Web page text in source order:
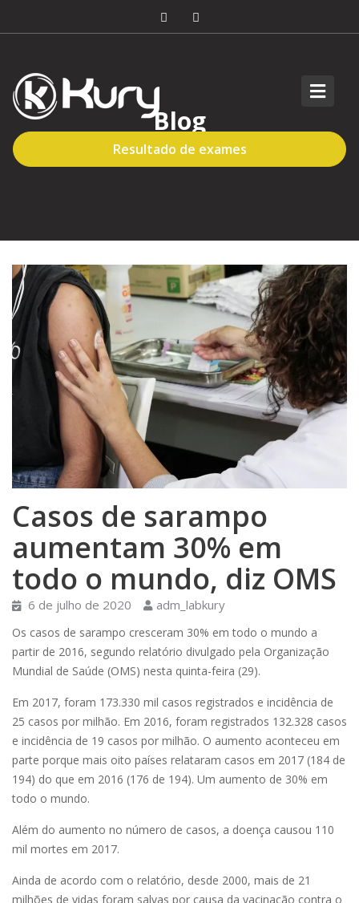
Resultado de exames
Blog
Casos de sarampo
aumentam 30% em
todo o mundo, diz OMS
6 de julho de 2020 adm_labkury
Os casos de sarampo cresceram 30% em todo o mundo a
partir de 2016, segundo relatório divulgado pela Organização
Mundial de Saúde (OMS) nesta quinta-feira (29).
Em 2017, foram 173.330 mil casos registrados e incidência de
25 casos por milhão. Em 2016, foram registrados 132.328 casos
e incidência de 19 casos por milhão. O aumento aconteceu em
parte porque mais oito países relataram casos em 2017 (184 de
194) do que em 2016 (176 de 194). Um aumento de 30% em
todo o mundo.
Além do aumento no número de casos, a doença causou 110
mil mortes em 2017.
Ainda de acordo com o relatório, desde 2000, mais de 21
milhões de vidas foram salvas por causa da vacinação contra o